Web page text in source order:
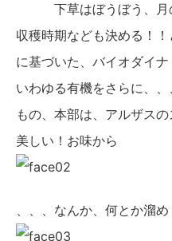
下草はぼうぼう、月の
収穫時期なども決める！
に基づいた、バイオダイナ
いわゆる有機をさらに、
もの、本部は、アルザスの
美しい！お味から
、、、なんか、何とか